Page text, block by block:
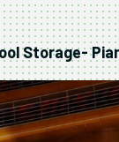
Storage-